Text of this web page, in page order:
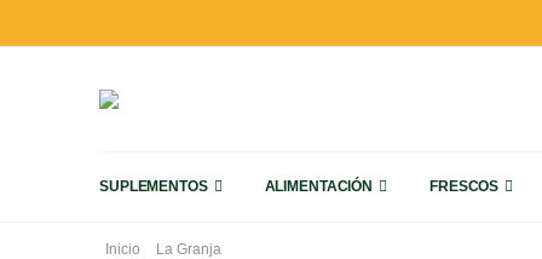
SUPLEMENTOS ALIMENTACIÓN FRESCOS
Inicio La Granja